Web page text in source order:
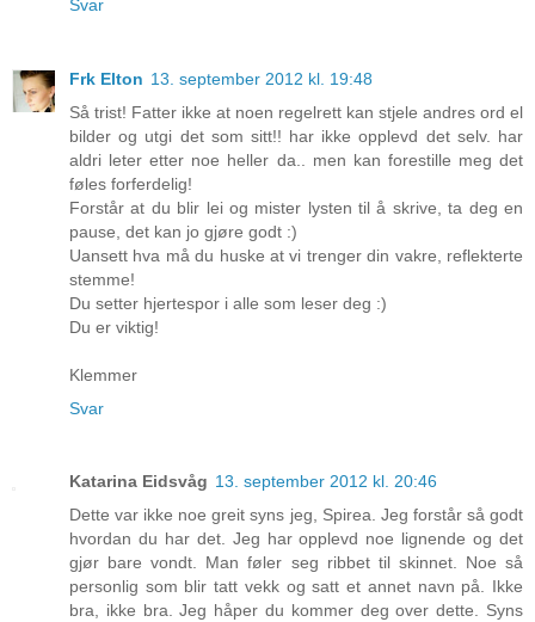
Svar
Frk Elton 13. september 2012 kl. 19:48
Så trist! Fatter ikke at noen regelrett kan stjele andres ord el
bilder og utgi det som sitt!! har ikke opplevd det selv. har
aldri leter etter noe heller da.. men kan forestille meg det
føles forferdelig!
Forstår at du blir lei og mister lysten til å skrive, ta deg en
pause, det kan jo gjøre godt :)
Uansett hva må du huske at vi trenger din vakre, reflekterte
stemme!
Du setter hjertespor i alle som leser deg :)
Du er viktig!
Klemmer
Svar
Katarina Eidsvåg 13. september 2012 kl. 20:46
Dette var ikke noe greit syns jeg, Spirea. Jeg forstår så godt
hvordan du har det. Jeg har opplevd noe lignende og det
gjør bare vondt. Man føler seg ribbet til skinnet. Noe så
personlig som blir tatt vekk og satt et annet navn på. Ikke
bra, ikke bra. Jeg håper du kommer deg over dette. Syns